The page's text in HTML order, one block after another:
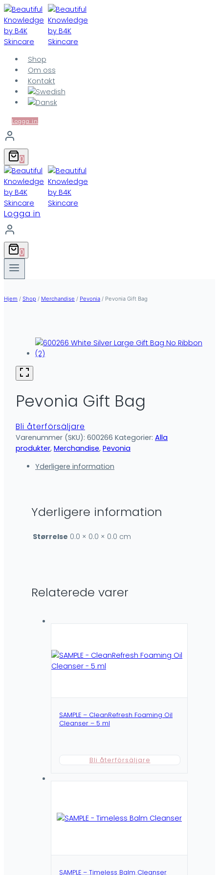
Fortsæt
til
indhold
Shop
Om oss
Kontakt
Logga in
0
Logga in
0
Hjem / Shop / Merchandise / Pevonia / Pevonia Gift Bag
Pevonia Gift Bag
Bli återförsäljare
Varenummer (SKU): 600266 Kategorier: Alla
produkter, Merchandise, Pevonia
Yderligere information
Yderligere information
Størrelse 0.0 × 0.0 × 0.0 cm
Relaterede varer
SAMPLE – CleanRefresh Foaming Oil
Cleanser – 5 ml
Bli återförsäljare
SAMPLE – Timeless Balm Cleanser